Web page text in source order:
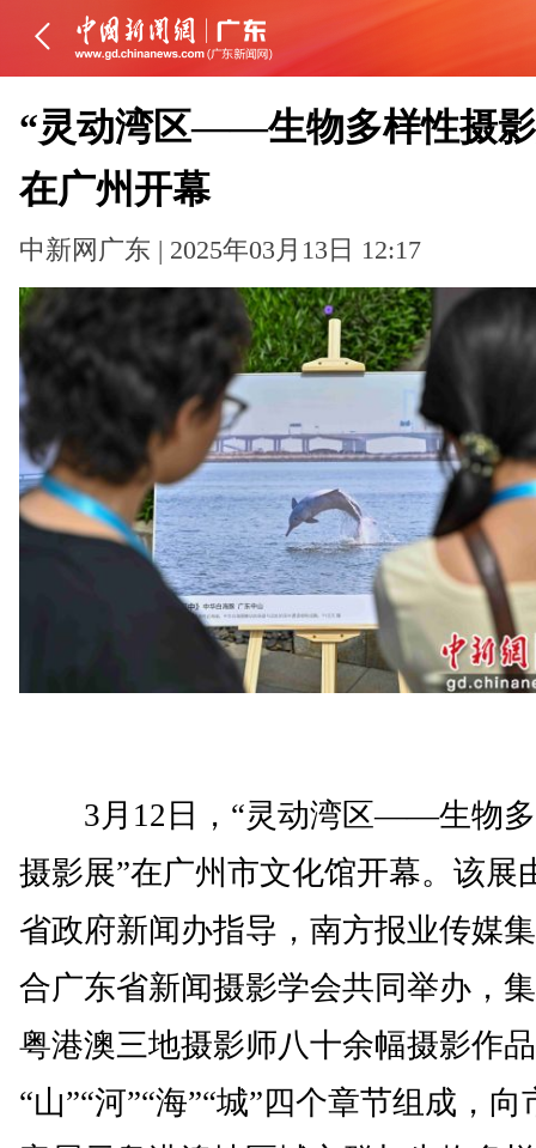
“灵动湾区——生物多样性摄
在广州开幕
中新网广东 | 2025年03月13日 12:17
3月12日，“灵动湾区——生物多
摄影展”在广州市文化馆开幕。该展
省政府新闻办指导，南方报业传媒
合广东省新闻摄影学会共同举办，
粤港澳三地摄影师八十余幅摄影作
“山”“河”“海”“城”四个章节组成，向